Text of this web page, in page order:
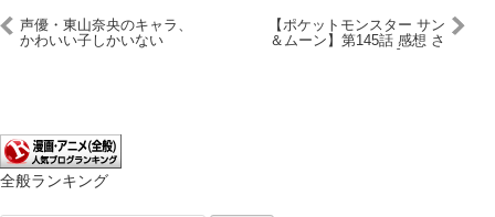
声優・東山奈央のキャラ、
かわいい子しかいない
【ポケットモンスター サン
＆ムーン】第145話 感想 さ
全般ランキング